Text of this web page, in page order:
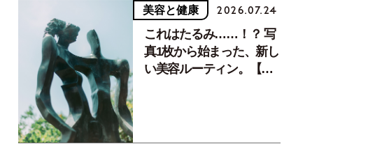
美容と健康 2026.07.24
これはたるみ……！？ 写
真1枚から始まった、新し
い美容ルーティン。【中